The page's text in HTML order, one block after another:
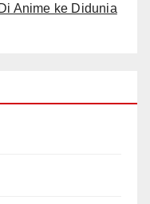
Anime ke Didunia